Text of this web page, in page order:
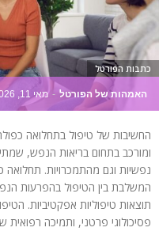
האמהות של הפורטל - מאי 11, 2026
כתבות הפורטל
החשיבות של טיפול בתחלואה
ומורכב בתחום בריאות הנפש,
נפשיות וגם מהתמכרויות. תחלואה
המשלבת בין הטיפול בהפרעות
תוצאות טיפוליות אפקטיביות.
פסיכולוגי פרטני, ותמיכה רפואית